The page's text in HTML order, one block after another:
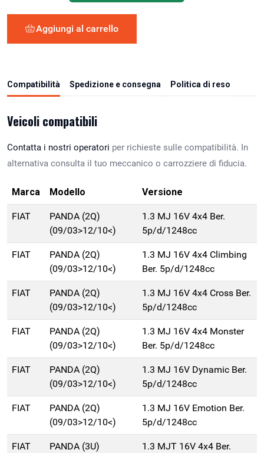
Aggiungi al carrello
Compatibilità Spedizione e consegna Politica di reso
Veicoli compatibili
Contatta i nostri operatori per richieste sulle compatibilità. In
alternativa consulta il tuo meccanico o carrozziere di fiducia.
Marca Modello Versione
FIAT
PANDA (2Q)
(09/03>12/10<)
1.3 MJ 16V 4x4 Ber.
5p/d/1248cc
FIAT
PANDA (2Q)
(09/03>12/10<)
1.3 MJ 16V 4x4 Climbing
Ber. 5p/d/1248cc
FIAT
PANDA (2Q)
(09/03>12/10<)
1.3 MJ 16V 4x4 Cross Ber.
5p/d/1248cc
FIAT
PANDA (2Q)
(09/03>12/10<)
1.3 MJ 16V 4x4 Monster
Ber. 5p/d/1248cc
FIAT
PANDA (2Q)
(09/03>12/10<)
1.3 MJ 16V Dynamic Ber.
5p/d/1248cc
FIAT
PANDA (2Q)
(09/03>12/10<)
1.3 MJ 16V Emotion Ber.
5p/d/1248cc
FIAT
PANDA (3U)
1.3 MJT 16V 4x4 Ber.